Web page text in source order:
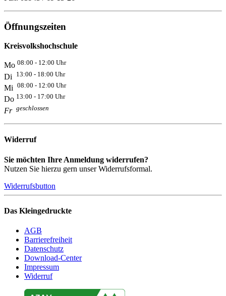
Öffnungszeiten
Kreisvolkshochschule
Mo 08:00 - 12:00 Uhr
Di 13:00 - 18:00 Uhr
Mi 08:00 - 12:00 Uhr
Do 13:00 - 17:00 Uhr
Fr geschlossen
Widerruf
Sie möchten Ihre Anmeldung widerrufen?
Nutzen Sie hierzu gern unser Widerrufsformal.
Widerrufsbutton
Das Kleingedruckte
AGB
Barrierefreiheit
Datenschutz
Download-Center
Impressum
Widerruf